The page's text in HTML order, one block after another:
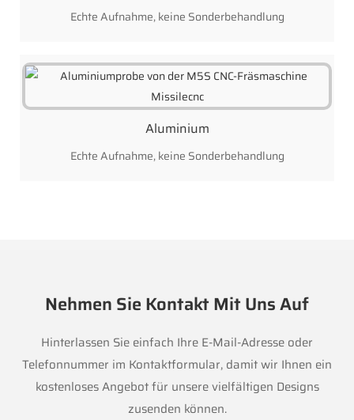
Echte Aufnahme, keine Sonderbehandlung
Aluminium
Echte Aufnahme, keine Sonderbehandlung
Nehmen Sie Kontakt Mit Uns Auf
Hinterlassen Sie einfach Ihre E-Mail-Adresse oder
Telefonnummer im Kontaktformular, damit wir Ihnen ein
kostenloses Angebot für unsere vielfältigen Designs
zusenden können.